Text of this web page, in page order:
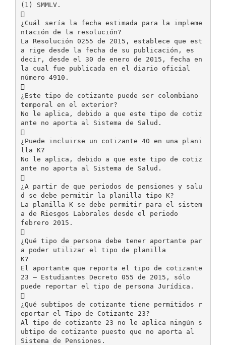
(1) SMMLV.

¿Cuál sería la fecha estimada para la impleme
ntación de la resolución?
La Resolución 0255 de 2015, establece que est
a rige desde la fecha de su publicación, es
decir, desde el 30 de enero de 2015, fecha en
la cual fue publicada en el diario oficial
número 4910.

¿Este tipo de cotizante puede ser colombiano
temporal en el exterior?
No le aplica, debido a que este tipo de cotiz
ante no aporta al Sistema de Salud.

¿Puede incluirse un cotizante 40 en una plani
lla K?
No le aplica, debido a que este tipo de cotiz
ante no aporta al Sistema de Salud.

¿A partir de que periodos de pensiones y salu
d se debe permitir la planilla tipo K?
La planilla K se debe permitir para el sistem
a de Riesgos Laborales desde el periodo
febrero 2015.

¿Qué tipo de persona debe tener aportante par
a poder utilizar el tipo de planilla
K?
El aportante que reporta el tipo de cotizante
23 – Estudiantes Decreto 055 de 2015, sólo
puede reportar el tipo de persona Jurídica.

¿Qué subtipos de cotizante tiene permitidos r
eportar el Tipo de Cotizante 23?
Al tipo de cotizante 23 no le aplica ningún s
ubtipo de cotizante puesto que no aporta al
Sistema de Pensiones.